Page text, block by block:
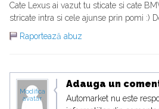
Cate Lexus ai vazut tu sticate si cate
stricate intra si cele ajunse prin pomi :)
Raportează abuz
Modifica
avatar
Adauga un
Automarket nu este